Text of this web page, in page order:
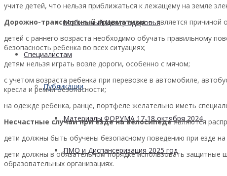
Мобильный Центр здоровья
Cпециалистам
Публикации
Материалы ФОРУМА 17-18 октября 2024
ПМО и Диспансеризация 2025 год
учите детей, что нельзя приближаться к лежащему на земле
Дорожно-транспортный травматизм— является причиной
детей с раннего возраста необходимо обучать правильному
безопасность ребенка во всех ситуациях;
детям нельзя играть возле дороги, особенно с мячом;
с учетом возраста ребенка при перевозке в автомобиле,
кресла и ремни безопасности;
на одежде ребенка, ранце, портфеле желательно иметь
Несчастные случаи при езде на велосипедеявляются
дети должны быть обучены безопасному поведению при езде на
дети должны в обязательном порядке использовать защитные
образовательных организациях.